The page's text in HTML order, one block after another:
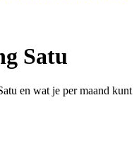
Satu
en wat je per maand kunt